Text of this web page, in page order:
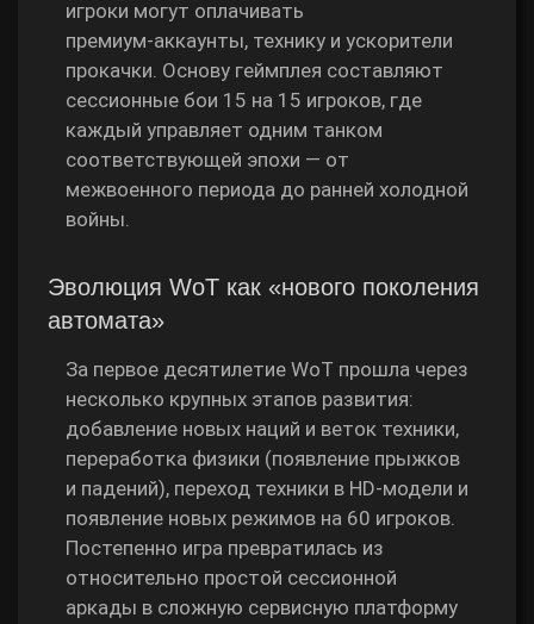
игроки могут оплачивать
премиум‑аккаунты, технику и ускорители
прокачки. Основу геймплея составляют
сессионные бои 15 на 15 игроков, где
каждый управляет одним танком
соответствующей эпохи — от
межвоенного периода до ранней холодной
войны.
Эволюция WoT как «нового поколения
автомата»
За первое десятилетие WoT прошла через
несколько крупных этапов развития:
добавление новых наций и веток техники,
переработка физики (появление прыжков
и падений), переход техники в HD‑модели и
появление новых режимов на 60 игроков.
Постепенно игра превратилась из
относительно простой сессионной
аркады в сложную сервисную платформу